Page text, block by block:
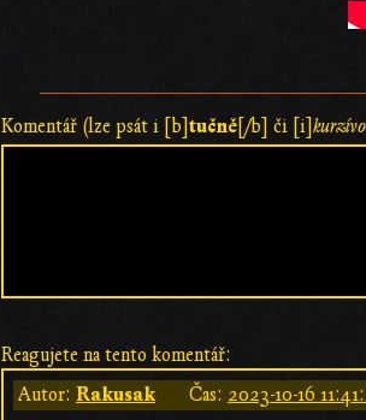
Komentář (lze psát i [b] tučně [/b] či [i]
Reagujete na tento komentář:
Autor: Rakusak Čas: 2023-10-16